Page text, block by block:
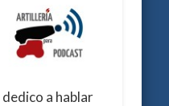
a hablar